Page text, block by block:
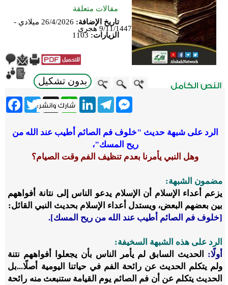
مقالات متعلقة
تاريخ الإضافة:
26/4/2026 ميلادي -
9/11/1447 هجري
الزيارات: 1103
بدون تشكيل
Twitter X
WhatsApp
LinkedInTelegram
Messenger
الرد على شبهة حديث "خلوف فم الصائم أطيب عند الله من
ريح المسك"،
وهل النبي يأمرنا بعدم تنظيف الفم وقت الصيام؟
مضمون الشبهة:
يزعم أعداء الإسلام أن الإسلام يدعو الناس إلى نتانة أفواههم
بين بعضهم البعض، ويستدل أعداء الإسلام بحديث النبي القائل:
[خلوف فم الصائم أطيب عند الله من ريح المسك].
الرد على هذه الشبهة السخيفة:
أولًا:
الحديث السابق لم يأمر الناس بأن يجعلوا أفواههم نتنة
ولم يتكلم الحديث عن رائحة الفم في حياتنا اليومية أصلًا...بل
الحديث يتكلم عن أن فم الصائم يوم القيامة ستنبعث منه رائحة